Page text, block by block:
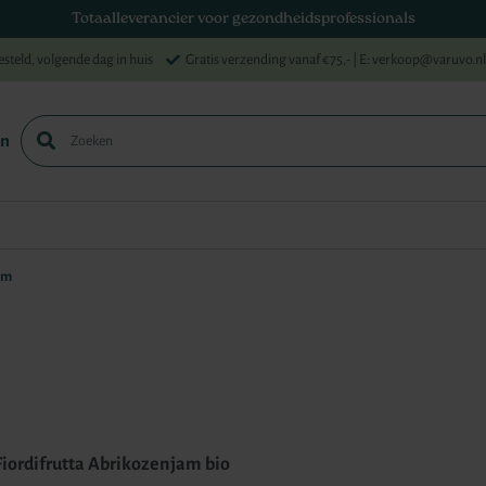
Totaalleverancier voor gezondheidsprofessionals
volgende dag in huis Gratis verzending vanaf €75,- | E:
Abrikozenjam bio